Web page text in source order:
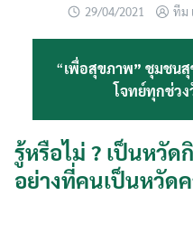
29/04/2021 ทีม
“เพื่อสุขภาพ” ชุมชนสุ
โจทย์ทุกช่ว
รู้หรือไม่ ? เป็นหวัด
อย่างที่คนเป็นหวัด